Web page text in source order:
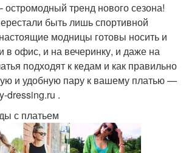
остромодный тренд нового сезона!
быть лишь спортивной
модницы готовы носить и
в офис, и на вечеринку, и даже на
подходят к кедам и как правильно
и удобную пару к вашему платью —
dressing.ru .
с платьем